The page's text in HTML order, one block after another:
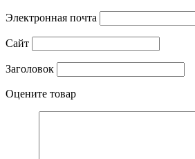
Электронная почта
Сайт
Заголовок
Оцените товар